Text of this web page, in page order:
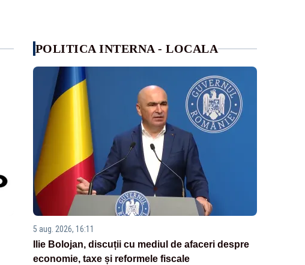
POLITICA INTERNA - LOCALA
5 aug. 2026, 16:11
Ilie Bolojan, discuții cu mediul de afaceri despre
economie, taxe și reformele fiscale